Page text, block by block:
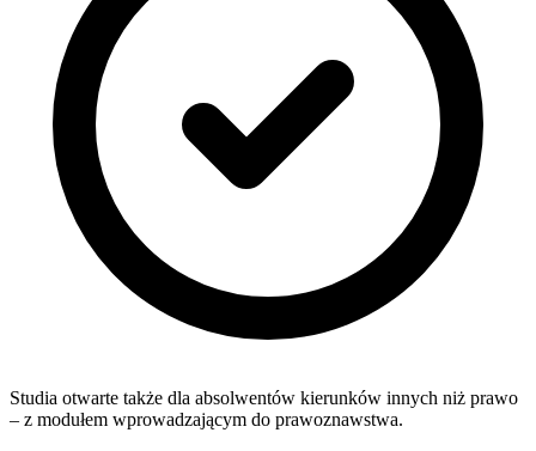
Studia otwarte także dla absolwentów kierunków innych niż prawo
– z modułem wprowadzającym do prawoznawstwa.